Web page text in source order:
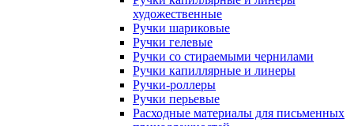
художественные
Ручки шариковые
Ручки гелевые
Ручки со стираемыми чернилами
Ручки капиллярные и линеры
Ручки-роллеры
Ручки перьевые
Расходные материалы для письменных